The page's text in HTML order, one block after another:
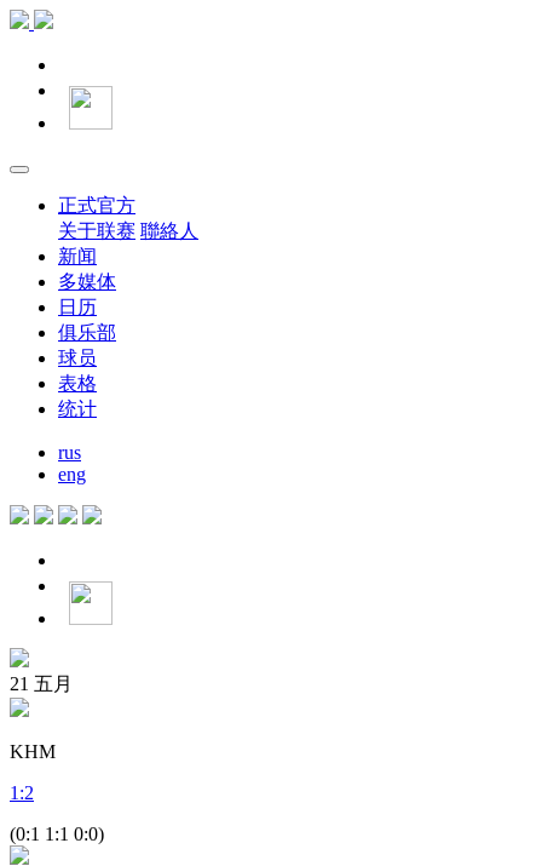
正式官方
关于联赛 聯絡人
新闻
多媒体
日历
俱乐部
球员
表格
统计
rus
eng
21 五月
KHM
1 :2
(0:1 1:1 0:0)